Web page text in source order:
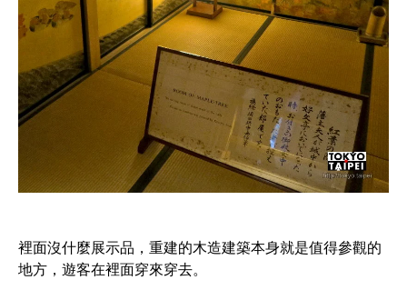
裡面沒什麼展示品，重建的木造建築本身就是值得參觀的
地方，遊客在裡面穿來穿去。